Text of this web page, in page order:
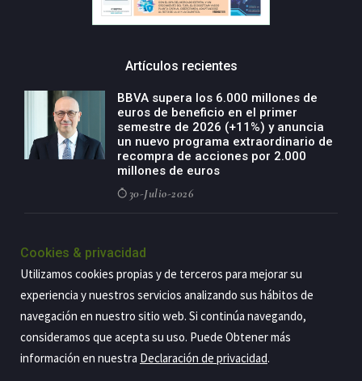
Artículos recientes
BBVA supera los 6.000 millones de
euros de beneficio en el primer
semestre de 2026 (+11%) y anuncia
un nuevo programa extraordinario de
recompra de acciones por 2.000
millones de euros
30-Julio-2026
negocio agro con un modelo global
de especialización presente en siete
países
29-Julio-2026
Cookies & privacidad
Utilizamos cookies propias y de terceros para mejorar su
experiencia y nuestros servicios analizando sus hábitos de
navegación en nuestro sitio web. Si continúa navegando,
consideramos que acepta su uso. Puede Obtener más
información en nuestra Declaración de privacidad.